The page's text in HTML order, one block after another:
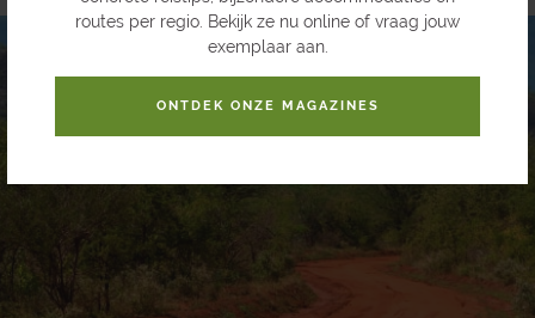
routes per regio. Bekijk ze nu online of vraag jouw
exemplaar aan.
ONTDEK ONZE MAGAZINES